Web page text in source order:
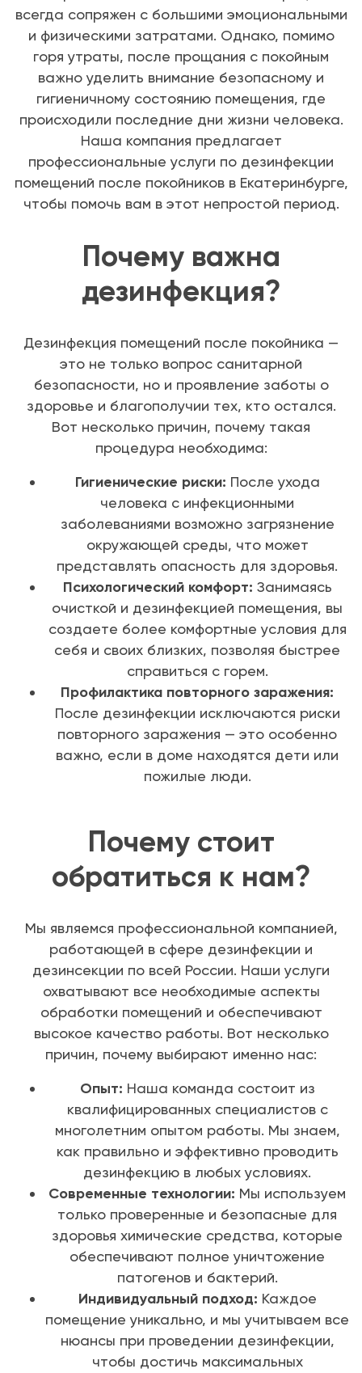
всегда сопряжен с большими эмоциональными
и физическими затратами. Однако, помимо
горя утраты, после прощания с покойным
важно уделить внимание безопасному и
гигиеничному состоянию помещения, где
происходили последние дни жизни человека.
Наша компания предлагает
профессиональные услуги по дезинфекции
помещений после покойников в Екатеринбурге,
чтобы помочь вам в этот непростой период.
Почему важна
дезинфекция?
Дезинфекция помещений после покойника —
это не только вопрос санитарной
безопасности, но и проявление заботы о
здоровье и благополучии тех, кто остался.
Вот несколько причин, почему такая
процедура необходима:
Гигиенические риски: После ухода
человека с инфекционными
заболеваниями возможно загрязнение
окружающей среды, что может
представлять опасность для здоровья.
Психологический комфорт: Занимаясь
очисткой и дезинфекцией помещения, вы
создаете более комфортные условия для
себя и своих близких, позволяя быстрее
справиться с горем.
Профилактика повторного заражения:
После дезинфекции исключаются риски
повторного заражения — это особенно
важно, если в доме находятся дети или
пожилые люди.
Почему стоит
обратиться к нам?
Мы являемся профессиональной компанией,
работающей в сфере дезинфекции и
дезинсекции по всей России. Наши услуги
охватывают все необходимые аспекты
обработки помещений и обеспечивают
высокое качество работы. Вот несколько
причин, почему выбирают именно нас:
Опыт: Наша команда состоит из
квалифицированных специалистов с
многолетним опытом работы. Мы знаем,
как правильно и эффективно проводить
дезинфекцию в любых условиях.
Современные технологии: Мы используем
только проверенные и безопасные для
здоровья химические средства, которые
обеспечивают полное уничтожение
патогенов и бактерий.
Индивидуальный подход: Каждое
помещение уникально, и мы учитываем все
нюансы при проведении дезинфекции,
чтобы достичь максимальных